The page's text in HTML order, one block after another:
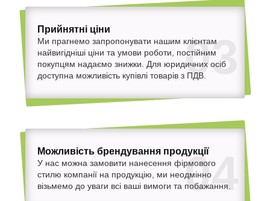
03
Прийнятні ціни
Ми прагнемо запропонувати нашим клієнтам
найвигідніші ціни та умови роботи, постійним
покупцям надаємо знижки. Для юридичних осіб
доступна можливість купівлі товарів з ПДВ.
04
Можливість брендування продукції
У нас можна замовити нанесення фірмового
стилю компанії на продукцію, ми неодмінно
візьмемо до уваги всі ваші вимоги та побажання.